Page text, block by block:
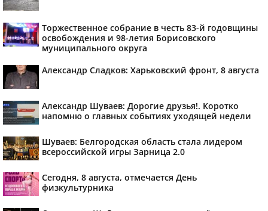
Торжественное собрание в честь 83-й годовщины
освобождения и 98-летия Борисовского
муниципального округа
Александр Сладков: Харьковский фронт, 8 августа
Александр Шуваев: Дорогие друзья!. Коротко
напомню о главных событиях уходящей недели
Шуваев: Белгородская область стала лидером
всероссийской игры Зарница 2.0
Сегодня, 8 августа, отмечается День
физкультурника